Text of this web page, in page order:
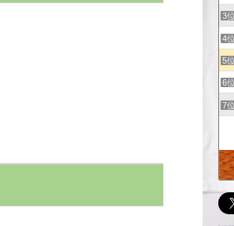
3位
4位
5位
6位
7位
9
10
11
12